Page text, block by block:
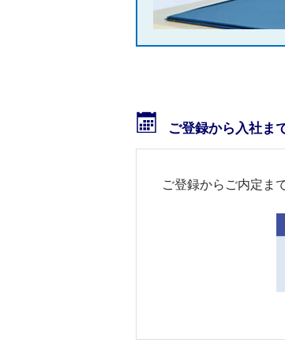
ご登録から入社ま
ご登録からご内定ま